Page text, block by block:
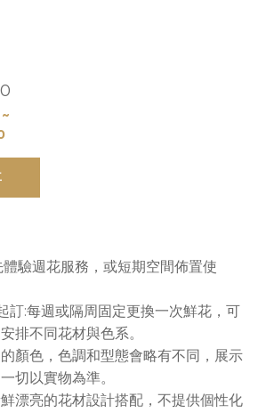
驗週花服務，或短期空間佈置使
:每週或隔周固定更換一次鮮花，可
排不同花材與色系。
顏色，色調和型態會略有不同，展示
切以實物為準。
漂亮的花材設計搭配，不提供個性化